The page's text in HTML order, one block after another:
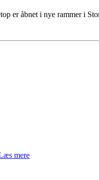
er åbnet i nye rammer i
mere